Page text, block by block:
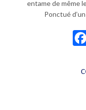
entame de même
Ponctué